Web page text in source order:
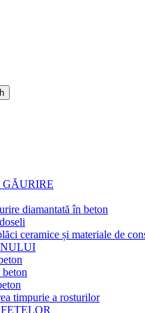
GĂURIRE
diamantată în beton
ceramice și materiale de
timpurie a rosturilor